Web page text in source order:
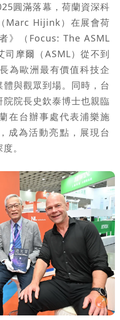
圓滿落幕，荷蘭資深科
Marc Hijink）在展會荷
》（Focus: The ASML
司摩爾（ASML）從不到
為歐洲最有價值科技企
與觀眾到場。同時，台
院長史欽泰博士也親臨
在台辦事處代表浦樂施
成為活動亮點，展現台
。